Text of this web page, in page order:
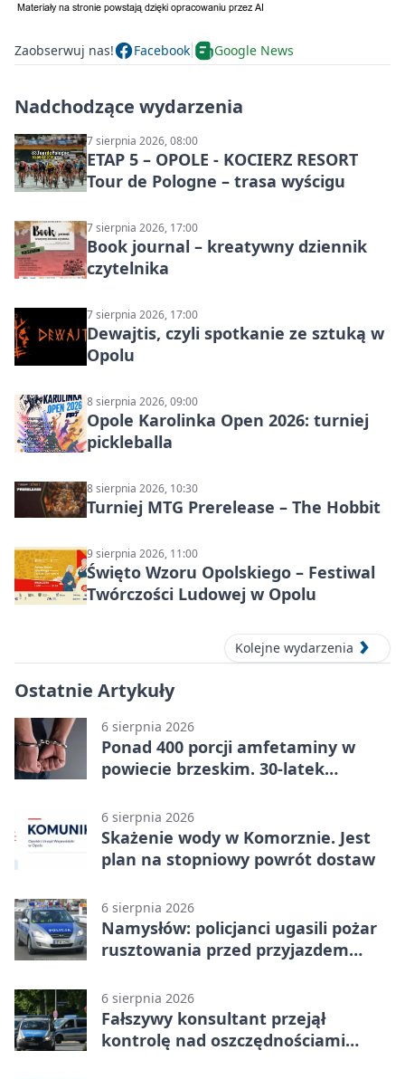
Zaobserwuj nas! Facebook Google News
Nadchodzące wydarzenia
7 sierpnia 2026, 08:00
ETAP 5 – OPOLE - KOCIERZ RESORT
Tour de Pologne – trasa wyścigu
7 sierpnia 2026, 17:00
Book journal – kreatywny dziennik
czytelnika
7 sierpnia 2026, 17:00
Dewajtis, czyli spotkanie ze sztuką w
Opolu
8 sierpnia 2026, 09:00
Opole Karolinka Open 2026: turniej
pickleballa
8 sierpnia 2026, 10:30
Turniej MTG Prerelease – The Hobbit
9 sierpnia 2026, 11:00
Święto Wzoru Opolskiego – Festiwal
Twórczości Ludowej w Opolu
Kolejne wydarzenia
Ostatnie Artykuły
6 sierpnia 2026
Ponad 400 porcji amfetaminy w
powiecie brzeskim. 30-latek
6 sierpnia 2026
Skażenie wody w Komorznie. Jest
plan na stopniowy powrót dostaw
6 sierpnia 2026
Namysłów: policjanci ugasili pożar
rusztowania przed przyjazdem
6 sierpnia 2026
Fałszywy konsultant przejął
kontrolę nad oszczędnościami